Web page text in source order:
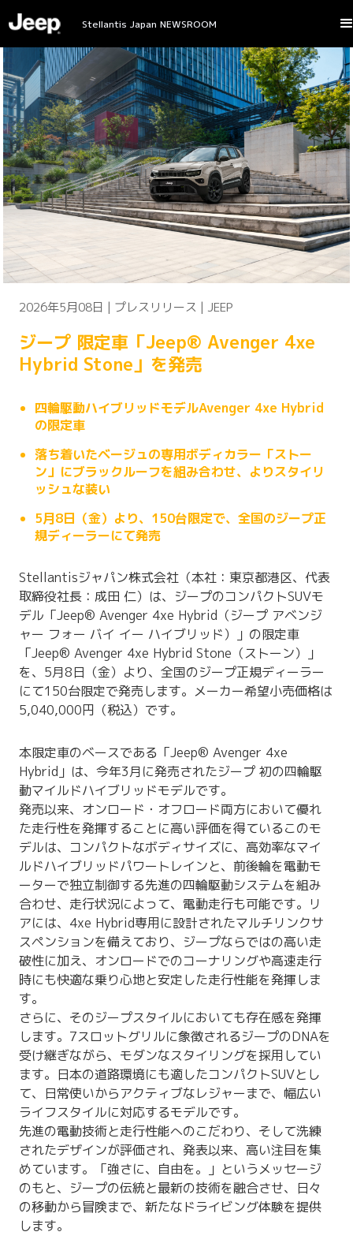
Stellantis Japan NEWSROOM
2026年5月08日 | プレスリリース | JEEP
ジープ 限定車「Jeep® Avenger 4xe
Hybrid Stone」を発売
四輪駆動ハイブリッドモデルAvenger 4xe Hybrid
の限定車
落ち着いたベージュの専用ボディカラー「ストー
ン」にブラックルーフを組み合わせ、よりスタイリ
ッシュな装い
5月8日（金）より、150台限定で、全国のジープ正
規ディーラーにて発売
Stellantisジャパン株式会社（本社：東京都港区、代表
取締役社長：成田 仁）は、ジープのコンパクトSUVモ
デル「Jeep® Avenger 4xe Hybrid（ジープ アベンジ
ャー フォー バイ イー ハイブリッド）」の限定車
「Jeep® Avenger 4xe Hybrid Stone（ストーン）」
を、5月8日（金）より、全国のジープ正規ディーラー
にて150台限定で発売します。メーカー希望小売価格は
5,040,000円（税込）です。
本限定車のベースである「Jeep® Avenger 4xe
Hybrid」は、今年3月に発売されたジープ 初の四輪駆
動マイルドハイブリッドモデルです。
発売以来、オンロード・オフロード両方において優れ
た走行性を発揮することに高い評価を得ているこのモ
デルは、コンパクトなボディサイズに、高効率なマイ
ルドハイブリッドパワートレインと、前後輪を電動モ
ーターで独立制御する先進の四輪駆動システムを組み
合わせ、走行状況によって、電動走行も可能です。リ
アには、4xe Hybrid専用に設計されたマルチリンクサ
スペンションを備えており、ジープならではの高い走
破性に加え、オンロードでのコーナリングや高速走行
時にも快適な乗り心地と安定した走行性能を発揮しま
す。
さらに、そのジープスタイルにおいても存在感を発揮
します。7スロットグリルに象徴されるジープのDNAを
受け継ぎながら、モダンなスタイリングを採用してい
ます。日本の道路環境にも適したコンパクトSUVとし
て、日常使いからアクティブなレジャーまで、幅広い
ライフスタイルに対応するモデルです。
先進の電動技術と走行性能へのこだわり、そして洗練
されたデザインが評価され、発表以来、高い注目を集
めています。「強さに、自由を。」というメッセージ
のもと、ジープの伝統と最新の技術を融合させ、日々
の移動から冒険まで、新たなドライビング体験を提供
します。